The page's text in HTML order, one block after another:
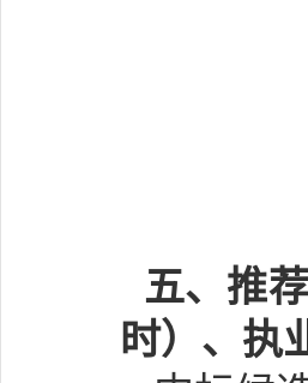
五、推
时）、执